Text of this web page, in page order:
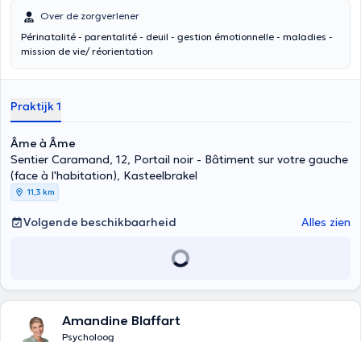
Over de zorgverlener
Périnatalité - parentalité - deuil - gestion émotionnelle - maladies -
mission de vie/ réorientation
Praktijk 1
Âme à Âme
Sentier Caramand, 12, Portail noir - Bâtiment sur votre gauche
(face à l'habitation), Kasteelbrakel
11,3 km
Volgende beschikbaarheid Alles zien
Amandine Blaffart
Psycholoog